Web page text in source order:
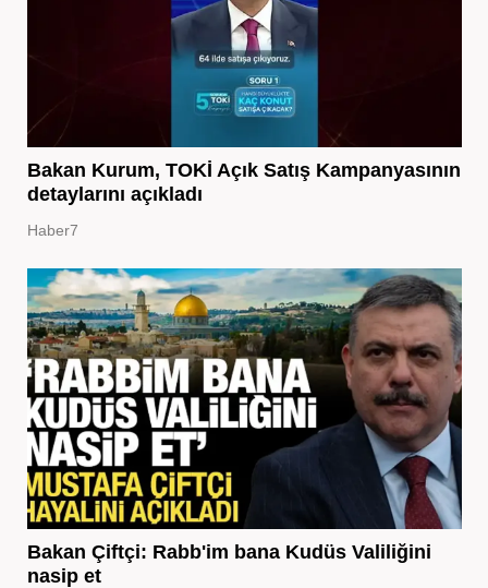
Bakan Kurum, TOKİ Açık Satış Kampanyasının
detaylarını açıkladı
Haber7
Bakan Çiftçi: Rabb'im bana Kudüs Valiliğini
nasip et